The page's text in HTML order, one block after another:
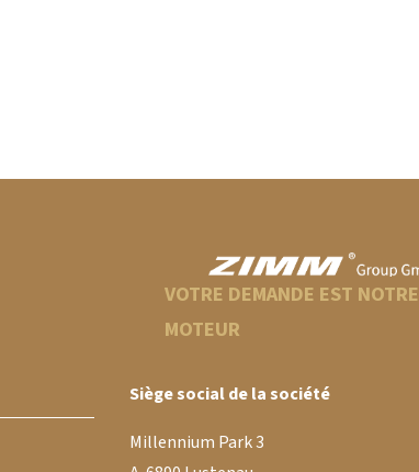
VOTRE DEMANDE EST NOTRE
MOTEUR
Siège social de la société
Millennium Park 3